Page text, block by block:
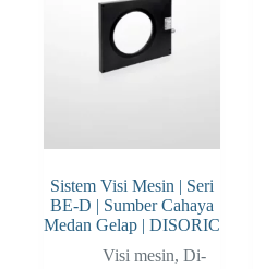
Sistem Visi Mesin | Seri
BE-D | Sumber Cahaya
Medan Gelap | DISORIC
Visi mesin, Di-